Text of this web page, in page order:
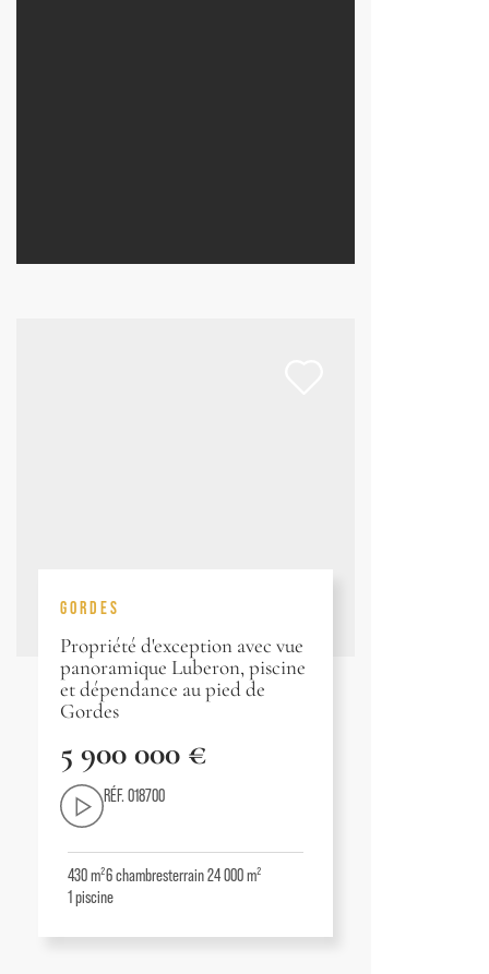
GORDES
Propriété d'exception avec vue
panoramique Luberon, piscine
et dépendance au pied de
Gordes
5 900 000 €
RÉF. 018700
430 m²6chambresterrain 24 000 m²
1piscine